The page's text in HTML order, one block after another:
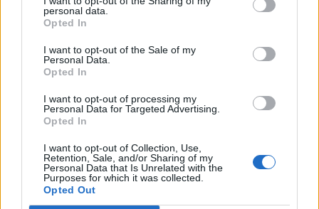
personal data.
Opted In
I want to opt-out of the Sale of my
Personal Data.
Opted In
I want to opt-out of processing my
Personal Data for Targeted Advertising.
Opted In
I want to opt-out of Collection, Use,
Retention, Sale, and/or Sharing of my
Personal Data that Is Unrelated with the
Purposes for which it was collected.
Opted Out
pateiktoje ataskaitoje.
maršrutais buvo užfiksuota 38,8 mln. kelionių – 0,4
mln. daugiau nei 2024 metais. Autobusai kursavo 69
maršrutais.
„Klaipėdos keleivinis transportas“, kurio vienintelė
dalininkė yra Klaipėdos miesto savivaldybė, 2025
metais gavo 25,8 mln. eurų pajamų – 16 proc. daugiau
nei metais anksčiau.